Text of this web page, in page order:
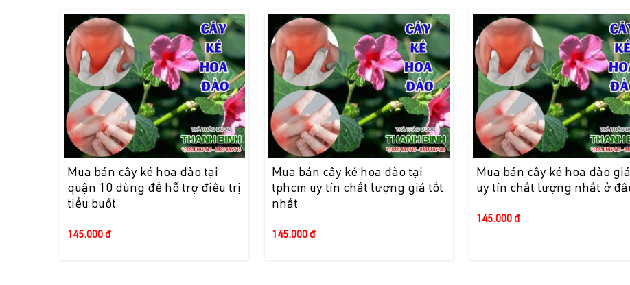
Mua bán cây ké hoa đào tại
quận 10 dùng để hỗ trợ điều trị
tiểu buốt
145.000 đ
Mua bán cây ké hoa đào tại
tphcm uy tín chất lượng giá tốt
nhất
145.000 đ
Mua bán cây ké hoa đào
uy tín chất lượng nhất ở
145.000 đ